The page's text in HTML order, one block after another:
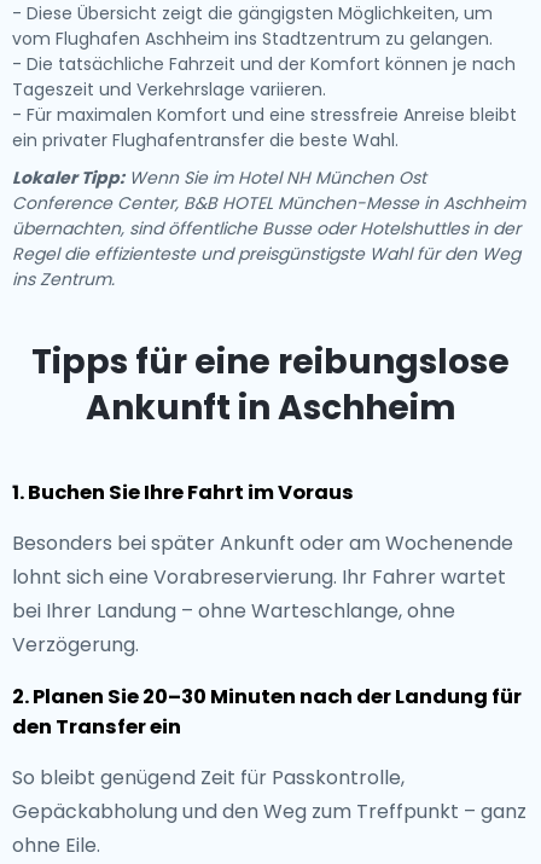
- Diese Übersicht zeigt die gängigsten Möglichkeiten, um
vom Flughafen Aschheim ins Stadtzentrum zu gelangen.
- Die tatsächliche Fahrzeit und der Komfort können je nach
Tageszeit und Verkehrslage variieren.
- Für maximalen Komfort und eine stressfreie Anreise bleibt
ein privater Flughafentransfer die beste Wahl.
Lokaler Tipp:Wenn Sie im Hotel NH München Ost
Conference Center, B&B HOTEL München-Messe in Aschheim
übernachten, sind öffentliche Busse oder Hotelshuttles in der
Regel die effizienteste und preisgünstigste Wahl für den Weg
ins Zentrum.
Tipps für eine reibungslose
Ankunft in Aschheim
1. Buchen Sie Ihre Fahrt im Voraus
Besonders bei später Ankunft oder am Wochenende
lohnt sich eine Vorabreservierung. Ihr Fahrer wartet
bei Ihrer Landung – ohne Warteschlange, ohne
Verzögerung.
2. Planen Sie 20–30 Minuten nach der Landung für
den Transfer ein
So bleibt genügend Zeit für Passkontrolle,
Gepäckabholung und den Weg zum Treffpunkt – ganz
ohne Eile.